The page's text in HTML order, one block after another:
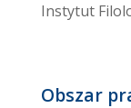
Instytut
Obszar